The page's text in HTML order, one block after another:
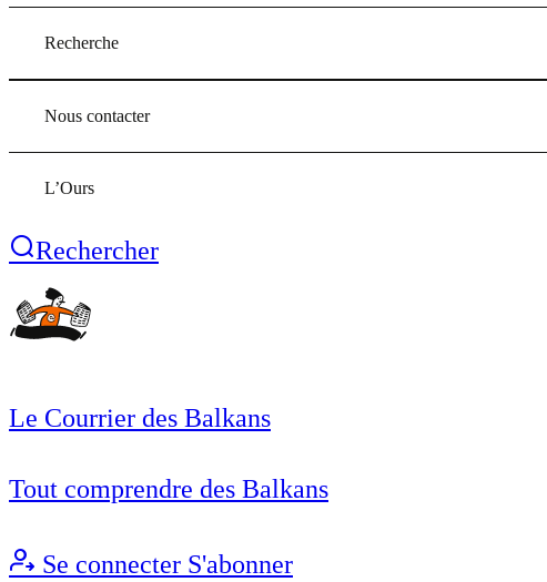
Recherche
Nous contacter
L’Ours
Rechercher
Le Courrier des Balkans
Tout comprendre des Balkans
Se connecter S'abonner